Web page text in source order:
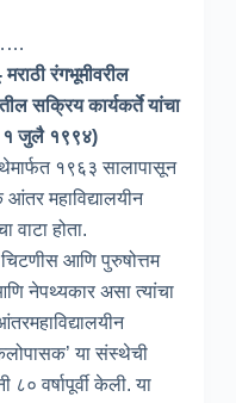
रंगभूमीवरील
सक्रिय कार्यकर्ते यांचा
१ जुलै १९९४)
१९६३ सालापासून
महाविद्यालयीन
वाटा होता.
आणि पुरुषोत्तम
नेपथ्यकार असा त्यांचा
कलोपासक’ या संस्थेची
८० वर्षापूर्वी केली. या